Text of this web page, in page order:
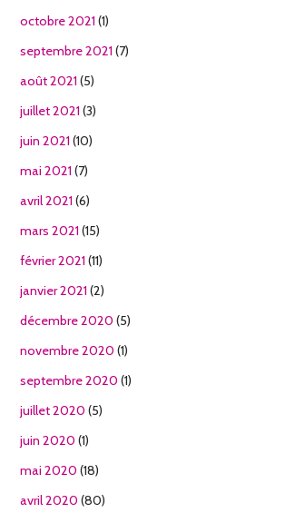
octobre 2021 (1)
septembre 2021 (7)
août 2021 (5)
juillet 2021 (3)
juin 2021 (10)
mai 2021 (7)
avril 2021 (6)
mars 2021 (15)
février 2021 (11)
janvier 2021 (2)
décembre 2020 (5)
novembre 2020 (1)
septembre 2020 (1)
juillet 2020 (5)
juin 2020 (1)
mai 2020 (18)
avril 2020 (80)